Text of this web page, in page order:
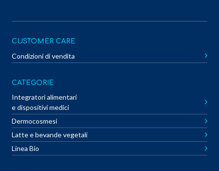
CUSTOMER CARE
Condizioni di vendita
CATEGORIE
Integratori alimentari
e dispositivi medici
Dermocosmesi
Latte e bevande vegetali
Linea Bio